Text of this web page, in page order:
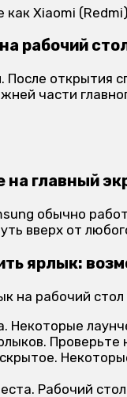
Xiaomi
рабочий
После открытия
части
главный
обычно
вверх от
ярлык:
на рабочий
Некоторые
Проверьте
Рабочий